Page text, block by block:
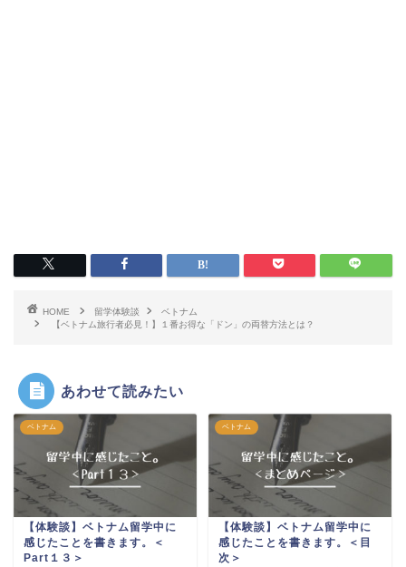
HOME 留学体験談
ベトナム
【ベトナム旅行者必見！】１番お得な「ドン」の両替方法とは？
あわせて読みたい
ベトナム
【体験談】ベトナム留学中に
感じたことを書きます。＜
Part１３＞
ベトナム
【体験談】ベトナム留学中に
感じたことを書きます。＜目
次＞